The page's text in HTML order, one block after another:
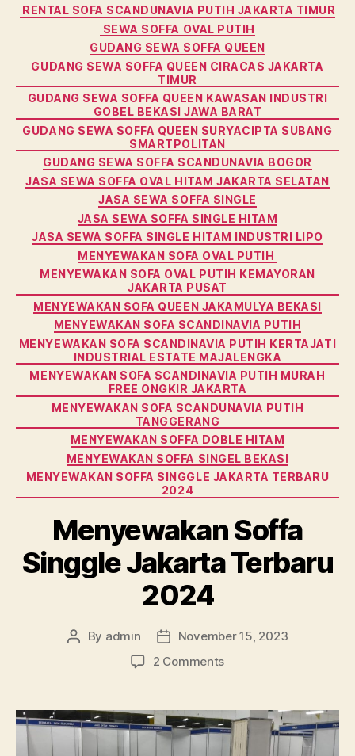
RENTAL SOFA SCANDUNAVIA PUTIH JAKARTA TIMUR
SEWA SOFFA OVAL PUTIH
GUDANG SEWA SOFFA QUEEN
GUDANG SEWA SOFFA QUEEN CIRACAS JAKARTA
TIMUR
GUDANG SEWA SOFFA QUEEN KAWASAN INDUSTRI
GOBEL BEKASI JAWA BARAT
GUDANG SEWA SOFFA QUEEN SURYACIPTA SUBANG
SMARTPOLITAN
GUDANG SEWA SOFFA SCANDUNAVIA BOGOR
JASA SEWA SOFFA OVAL HITAM JAKARTA SELATAN
JASA SEWA SOFFA SINGLE
JASA SEWA SOFFA SINGLE HITAM
JASA SEWA SOFFA SINGLE HITAM INDUSTRI LIPO
MENYEWAKAN SOFA OVAL PUTIH
MENYEWAKAN SOFA OVAL PUTIH KEMAYORAN
JAKARTA PUSAT
MENYEWAKAN SOFA QUEEN JAKAMULYA BEKASI
MENYEWAKAN SOFA SCANDINAVIA PUTIH
MENYEWAKAN SOFA SCANDINAVIA PUTIH KERTAJATI
INDUSTRIAL ESTATE MAJALENGKA
MENYEWAKAN SOFA SCANDINAVIA PUTIH MURAH
FREE ONGKIR JAKARTA
MENYEWAKAN SOFA SCANDUNAVIA PUTIH
TANGGERANG
MENYEWAKAN SOFFA DOBLE HITAM
MENYEWAKAN SOFFA SINGEL BEKASI
MENYEWAKAN SOFFA SINGGLE JAKARTA TERBARU
2024
Menyewakan Soffa
Singgle Jakarta Terbaru
2024
Post
By admin
Post
date
November 15, 2023
2 Commentson
Singgle
Jakarta
Terbaru